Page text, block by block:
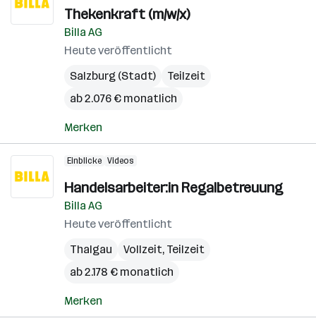
Thekenkraft (m/w/x)
Billa AG
Heute veröffentlicht
Salzburg (Stadt)
Teilzeit
ab 2.076 € monatlich
Merken
Einblicke Videos
Handelsarbeiter:in Regalbetreuung
Billa AG
Heute veröffentlicht
Thalgau
Vollzeit, Teilzeit
ab 2.178 € monatlich
Merken